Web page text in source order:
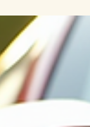
Os carros de luxo
transporte. Eles
expressão de status